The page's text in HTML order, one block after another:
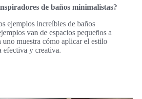
de baños minimalistas?
ejemplos increíbles de baños
van de espacios pequeños a
uno muestra cómo aplicar el estilo
efectiva y creativa.